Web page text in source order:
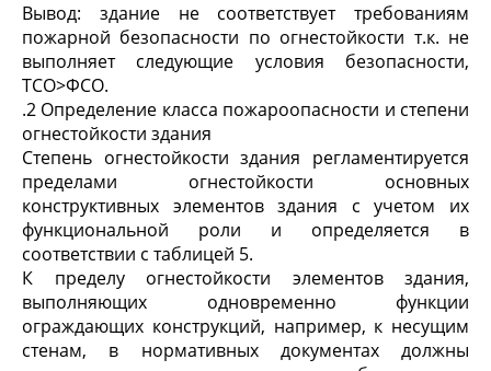
Вывод: здание не соответствует требованиям
пожарной безопасности по огнестойкости т.к. не
выполняет следующие условия безопасности,
ТСО>ФСО.
.2 Определение класса пожароопасности и степени
огнестойкости здания
Степень огнестойкости здания регламентируется
пределами огнестойкости основных
конструктивных элементов здания с учетом их
функциональной роли и определяется в
соответствии с таблицей 5.
К пределу огнестойкости элементов здания,
выполняющих одновременно функции
ограждающих конструкций, например, к несущим
стенам, в нормативных документах должны